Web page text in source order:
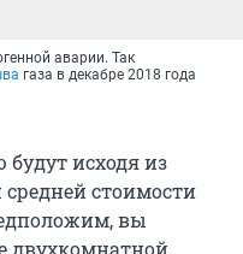
аварии. Так
газа в декабре 2018 года
исходя из
стоимости
вы